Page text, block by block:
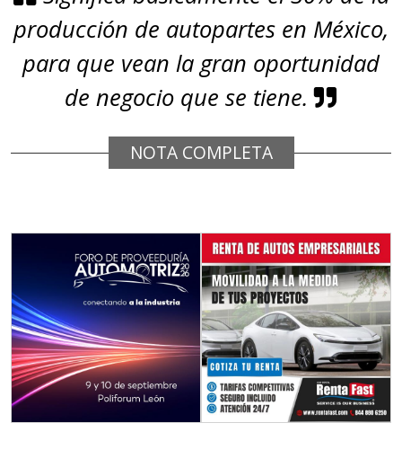
producción de autopartes en México,
para que vean la gran oportunidad
de negocio que se tiene.
NOTA COMPLETA